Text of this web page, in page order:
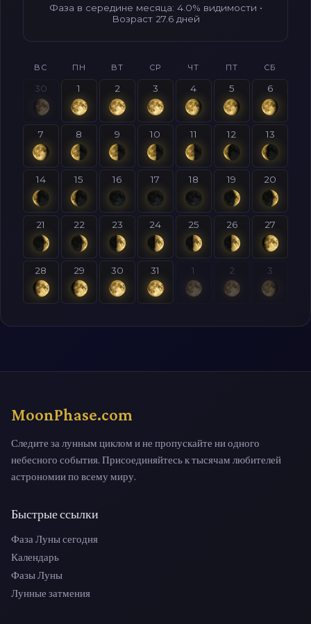
Фаза в середине месяца: 4.0% видимости •
Возраст 27.6 дней
ВС ПН ВТ СР ЧТ ПТ СБ
30 1 2 3 4 5 6
7 8 9 10 11 12 13
14 15 16 17 18 19 20
21 22 23 24 25 26 27
28 29 30 31 1 2 3
MoonPhase.com
Следите за лунным циклом и не пропускайте ни одного
небесного события. Присоединяйтесь к тысячам любителей
астрономии по всему миру.
Быстрые ссылки
Фаза Луны сегодня
Календарь
Фазы Луны
Лунные затмения